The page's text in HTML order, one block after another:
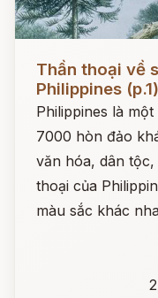
Đọc ngay
Thần thoại về
Philippines
Philippines là
7000 hòn đảo
văn hóa, dân
thoại của
màu sắc khác